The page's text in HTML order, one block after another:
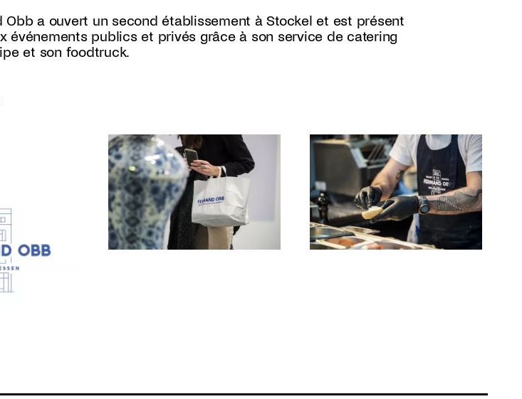
Obb a ouvert un second établissement à Stockel et est présent
événements publics et privés grâce à son service de catering
et son foodtruck.